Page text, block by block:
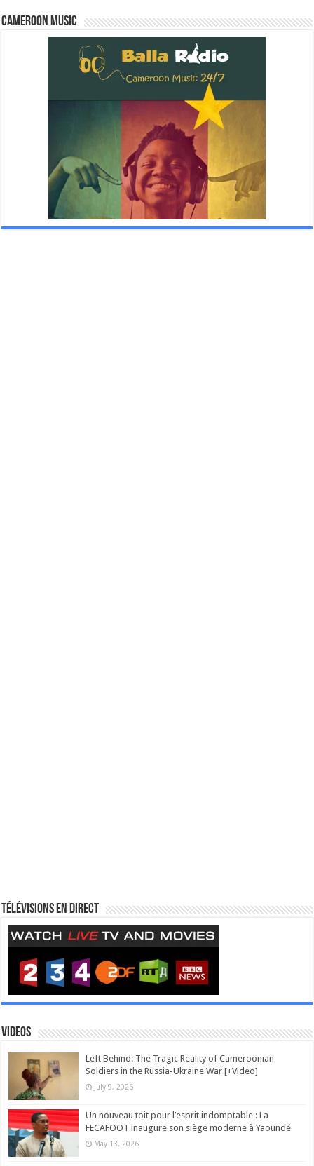
Cameroon Music
Télévisions en direct
Videos
Left Behind: The Tragic Reality of Cameroonian
Soldiers in the Russia-Ukraine War [+Video]
July 9, 2026
Un nouveau toit pour l’esprit indomptable : La
FECAFOOT inaugure son siège moderne à Yaoundé
May 13, 2026